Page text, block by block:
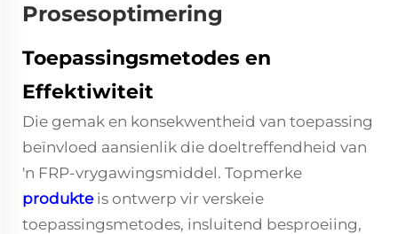
Prosesoptimering
Toepassingsmetodes en
Effektiwiteit
Die gemak en konsekwentheid van toepassing
beïnvloed aansienlik die doeltreffendheid van
'n FRP-vrygawingsmiddel. Topmerke
produkte is ontwerp vir verskeie
toepassingsmetodes, insluitend besproeiing,